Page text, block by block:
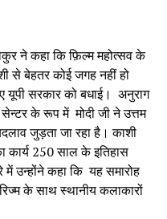
ने कहा कि फ़िल्म महोत्सव के
से बेहतर कोई जगह नहीं हो
सरकार को बधाई। अनुराग
के रूप में मोदी जी ने उत्तम
जुड़ता जा रहा है। काशी
कार्य 250 साल के इतिहास
उन्होंने कहा कि यह समारोह
के साथ स्थानीय कलाकारों